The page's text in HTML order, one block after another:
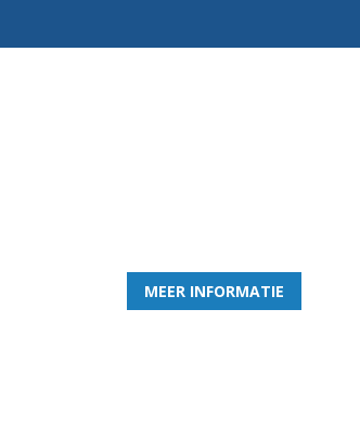
MEER INFORMATIE